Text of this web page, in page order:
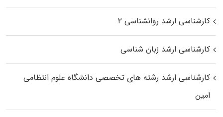
کارشناسی ارشد روانشناسی ۲
کارشناسی ارشد زبان شناسی
کارشناسی ارشد رﺷﺘﻪ ﻫﺎی تخصصی داﻧﺸﮕﺎه ﻋﻠﻮم انتظامی
اﻣﻴﻦ